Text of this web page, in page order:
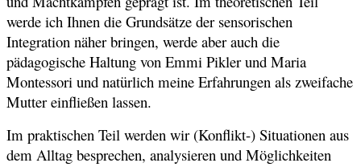
werde ich Ihnen die Grundsätze der sensorischen
Integration näher bringen, werde aber auch die
pädagogische Haltung von Emmi Pikler und Maria
Montessori und natürlich meine Erfahrungen als zweifache
Mutter einfließen lassen.
Im praktischen Teil werden wir (Konflikt-) Situationen aus
dem Alltag besprechen, analysieren und Möglichkeiten